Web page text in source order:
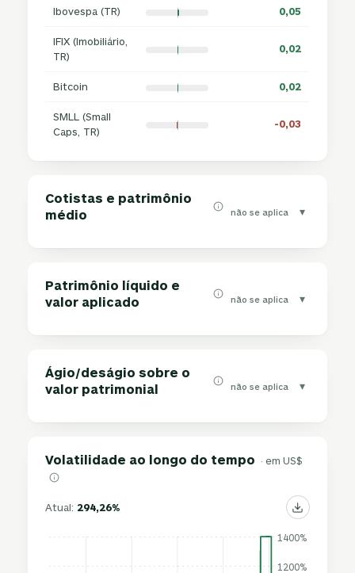
Ibovespa (TR) 0,05
IFIX (Imobiliário,
TR)
0,02
Bitcoin 0,02
SMLL (Small
Caps, TR)
-0,03
Cotistas e patrimônio
médio
não se aplica ▾
Patrimônio líquido e
valor aplicado
não se aplica ▾
Ágio/deságio sobre o
valor patrimonial
não se aplica ▾
Volatilidade ao longo do tempo · em US$
Atual: 294,26%
1200%
1400%